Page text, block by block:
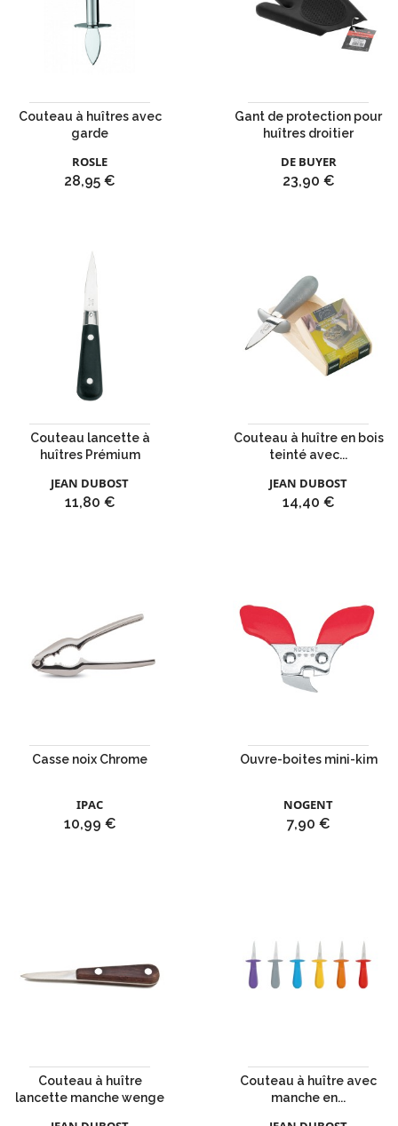
Couteau à huîtres avec
garde
ROSLE
Prix
28,95 €
Gant de protection pour
huîtres droitier
DE BUYER
Prix
23,90 €
Couteau lancette à
huîtres Prémium
JEAN DUBOST
Prix
11,80 €
Couteau à huître en bois
teinté avec...
JEAN DUBOST
Prix
14,40 €
Casse noix Chrome
IPAC
Prix
10,99 €
Ouvre-boites mini-kim
NOGENT
Prix
7,90 €
Couteau à huître
lancette manche wenge
Couteau à huître avec
manche en...